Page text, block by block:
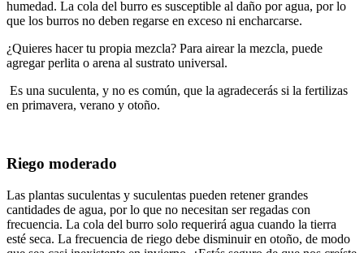
humedad. La cola del burro es susceptible al daño por agua, por lo
que los burros no deben regarse en exceso ni encharcarse.
¿Quieres hacer tu propia mezcla? Para airear la mezcla, puede
agregar perlita o arena al sustrato universal.
Es una suculenta, y no es común, que la agradecerás si la fertilizas
en primavera, verano y otoño.
Riego moderado
Las plantas suculentas y suculentas pueden retener grandes
cantidades de agua, por lo que no necesitan ser regadas con
frecuencia. La cola del burro solo requerirá agua cuando la tierra
esté seca. La frecuencia de riego debe disminuir en otoño, de modo